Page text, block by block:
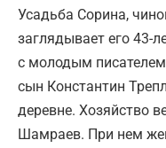
Усадьба Сорина,
заглядывает его 43-
с молодым
сын Константин
деревне. Хозяйство
Шамраев. При нем